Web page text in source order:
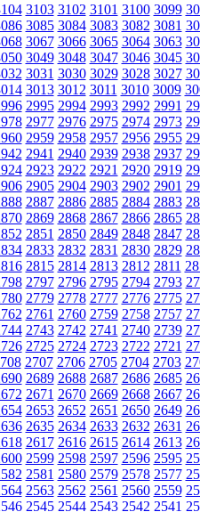
3103 3102 3101 3100 3099
3085 3084 3083 3082 3081
3067 3066 3065 3064 3063
3049 3048 3047 3046 3045
3031 3030 3029 3028 3027
3013 3012 3011 3010 3009
2995 2994 2993 2992 2991
2977 2976 2975 2974 2973
2959 2958 2957 2956 2955
2941 2940 2939 2938 2937
2923 2922 2921 2920 2919
2905 2904 2903 2902 2901
2887 2886 2885 2884 2883
2869 2868 2867 2866 2865
2851 2850 2849 2848 2847
2833 2832 2831 2830 2829
2815 2814 2813 2812 2811
2797 2796 2795 2794 2793
2779 2778 2777 2776 2775
2761 2760 2759 2758 2757
2743 2742 2741 2740 2739
2725 2724 2723 2722 2721
2707 2706 2705 2704 2703
2689 2688 2687 2686 2685
2671 2670 2669 2668 2667
2653 2652 2651 2650 2649
2635 2634 2633 2632 2631
2617 2616 2615 2614 2613
2599 2598 2597 2596 2595
2581 2580 2579 2578 2577
2563 2562 2561 2560 2559
2545 2544 2543 2542 2541